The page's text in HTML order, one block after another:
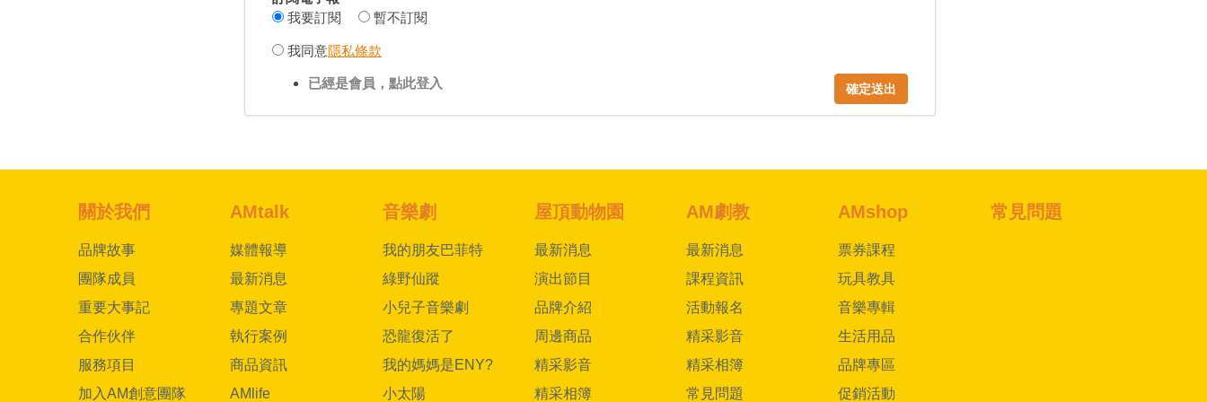
我要訂閱
暫不訂閱
我同意隱私條款
已經是會員，點此登入 確定送出
關於我們
品牌故事
團隊成員
重要大事記
合作伙伴
服務項目
加入AM創意團隊
AMtalk
媒體報導
最新消息
專題文章
執行案例
商品資訊
AMlife
音樂劇
我的朋友巴菲特
綠野仙蹤
小兒子音樂劇
恐龍復活了
我的媽媽是ENY?
小太陽
屋頂動物園
最新消息
演出節目
品牌介紹
周邊商品
精采影音
精采相簿
AM劇教
最新消息
課程資訊
活動報名
精采影音
精采相簿
常見問題
AMshop
票券課程
玩具教具
音樂專輯
生活用品
品牌專區
促銷活動
常見問題